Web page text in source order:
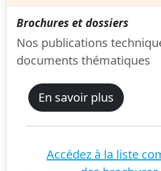
Brochures et dossiers
Nos publications
documents thématiques
En savoir plus
Accédez à la liste